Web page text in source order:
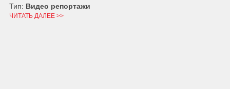
Тип: Видео репортажи
ЧИТАТЬ ДАЛЕЕ >>